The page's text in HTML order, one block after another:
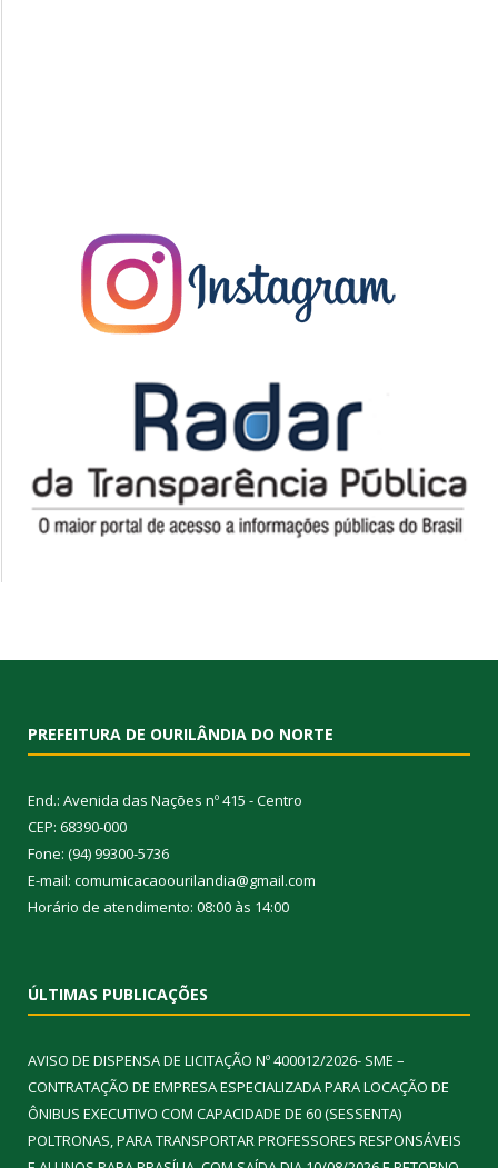
PREFEITURA DE OURILÂNDIA DO NORTE
End.: Avenida das Nações nº 415 - Centro
CEP: 68390-000
Fone: (94) 99300-5736
E-mail: comumicacaoourilandia@gmail.com
Horário de atendimento: 08:00 às 14:00
ÚLTIMAS PUBLICAÇÕES
AVISO DE DISPENSA DE LICITAÇÃO Nº 400012/2026- SME –
CONTRATAÇÃO DE EMPRESA ESPECIALIZADA PARA LOCAÇÃO DE
ÔNIBUS EXECUTIVO COM CAPACIDADE DE 60 (SESSENTA)
POLTRONAS, PARA TRANSPORTAR PROFESSORES RESPONSÁVEIS